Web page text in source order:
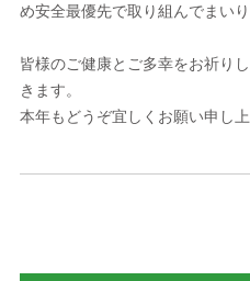
め安全最優先で取り組んでまいり
皆様のご健康とご多幸をお祈り
きます。
本年もどうぞ宜しくお願い申し上